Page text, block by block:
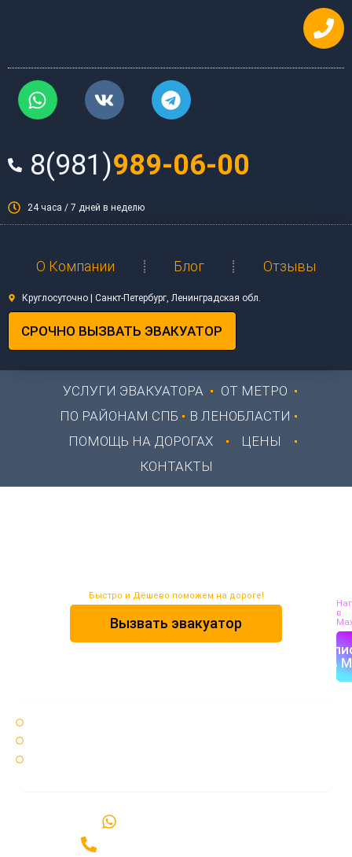
W
h
t
s
p
p
V
k
T
e
e
g
m
8(981)989-06-00
24 часа / 7 дней в неделю
О Компании Блог Отзывы
Круглосуточно | Санкт-Петербург, Ленинградская обл.
СРОЧНО ВЫЗВАТЬ ЭВАКУАТОР
УСЛУГИ ЭВАКУАТОРА
ОТ МЕТРО
ПО РАЙОНАМ СПБ
В ЛЕНОБЛАСТИ
ПОМОЩЬ НА ДОРОГАХ
ЦЕНЫ
КОНТАКТЫ
Быстро и Дёшево поможем на дороге!
Вызвать эвакуатор
в
в